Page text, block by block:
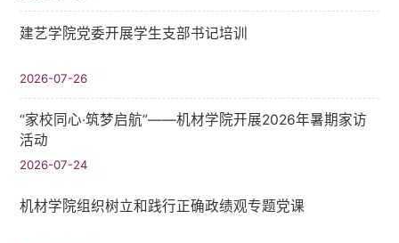
建艺学院党委开展学生支部书记培训
2026-07-26
“家校同心·筑梦启航”——机材学院开展2026年暑期家访
活动
2026-07-24
机材学院组织树立和践行正确政绩观专题党课